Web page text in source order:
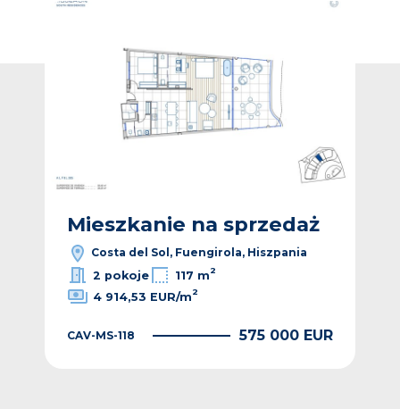
Mieszkanie na sprzedaż
Costa del Sol, Fuengirola, Hiszpania
2 pokoje
117 m2
4 914,53 EUR/m2
CAV-MS-118 575 000 EUR